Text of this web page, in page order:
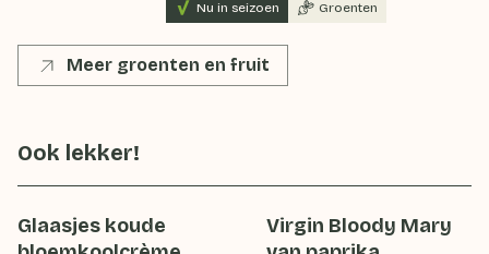
Nu in seizoen Groenten
Meer groenten en fruit
Ook lekker!
Glaasjes koude
Virgin Bloody Mary